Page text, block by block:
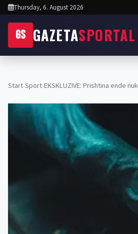
Thursday, 6. August 2026
GS GAZETASPORTAL
Start›Sport›EKSKLUZIVE: Prishtina ende